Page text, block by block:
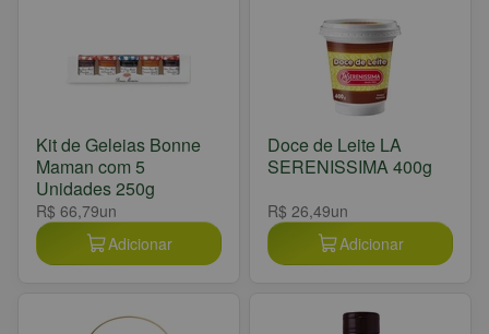
Kit de Geleias Bonne
Maman com 5
Unidades 250g
R$ 66,79un
Adicionar
Doce de Leite LA
SERENISSIMA 400g
R$ 26,49un
Adicionar